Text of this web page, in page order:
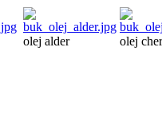
olej alder olej